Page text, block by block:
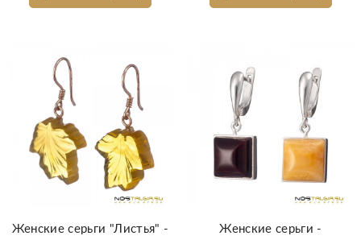
Женские серьги "Листья" -
Женские серьги -